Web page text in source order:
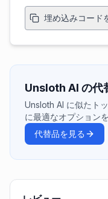
埋め込みコード
Unsloth AI の代
Unsloth AI に似たト
に最適なオプション
代替品を見る